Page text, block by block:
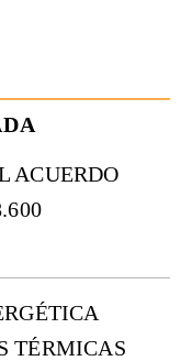
ACUERDO
TÉRMICAS